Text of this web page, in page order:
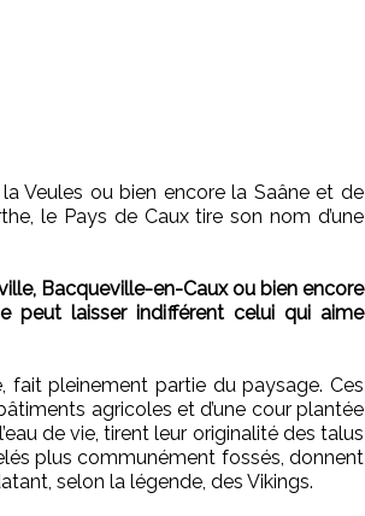
Veules ou bien encore la Saâne et de
le Pays de Caux tire son nom d’une
Bacqueville-en-Caux ou bien encore
peut laisser indifférent celui qui aime
fait pleinement partie du paysage. Ces
agricoles et d’une cour plantée
de vie, tirent leur originalité des talus
plus communément fossés, donnent
selon la légende, des Vikings.